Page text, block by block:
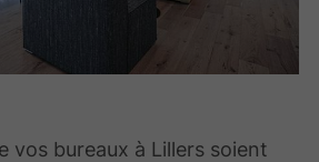
vos bureaux à Lillers soient